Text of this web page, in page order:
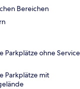
Bereichen
Parkplätze ohne Service
Parkplätze mit